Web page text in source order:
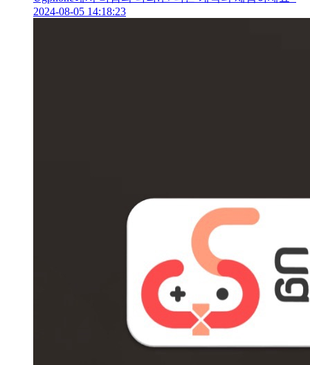
2024-08-05 14:18:23